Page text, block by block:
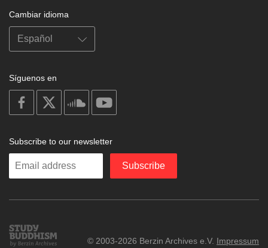
Cambiar idioma
Síguenos en
on
facebook
soundcloud
Subscribe to our newsletter
Enter
Subscribe
Study
Buddhism
© 2003-2026 Berzin Archives e.V. Impressum